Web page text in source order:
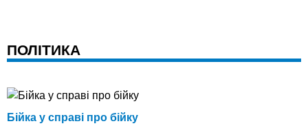
ПОЛІТИКА
Бійка у справі про бійку